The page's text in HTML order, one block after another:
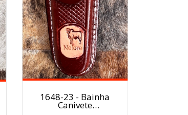
1648-23 - Bainha
Canivete